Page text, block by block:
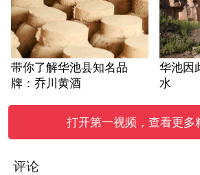
带你了解华池县知名品
牌：乔川黄酒
华池因
水
打开第一视频，查看更多
评论